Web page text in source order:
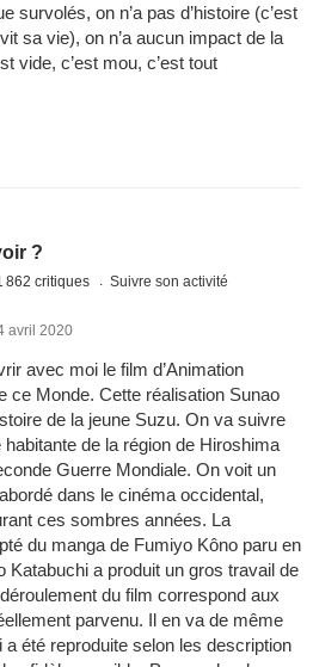
survolés, on n’a pas d’histoire (c’est
sa vie), on n’a aucun impact de la
vide, c’est mou, c’est tout
?
862 critiques Suivre son activité
avril 2020
avec moi le film d’Animation
ce Monde. Cette réalisation Sunao
de la jeune Suzu. On va suivre
habitante de la région de Hiroshima
Guerre Mondiale. On voit un
dans le cinéma occidental,
ces sombres années. La
du manga de Fumiyo Kôno paru en
Katabuchi a produit un gros travail de
du film correspond aux
parvenu. Il en va de même
a été reproduite selon les description